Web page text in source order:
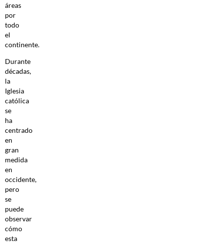
áreas
por
todo
el
continente.
Durante
décadas,
la
Iglesia
católica
se
ha
centrado
en
gran
medida
en
occidente,
pero
se
puede
observar
cómo
esta